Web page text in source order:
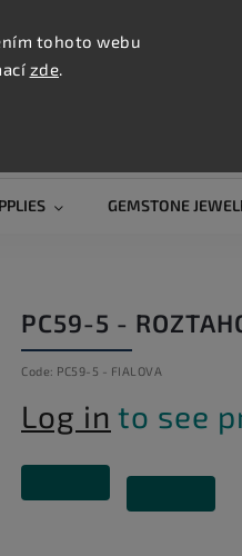
tohoto webu
zde.
GEMSTONE
PC59-5 -
Code: PC59-5 - FIALOVA
Log in to see